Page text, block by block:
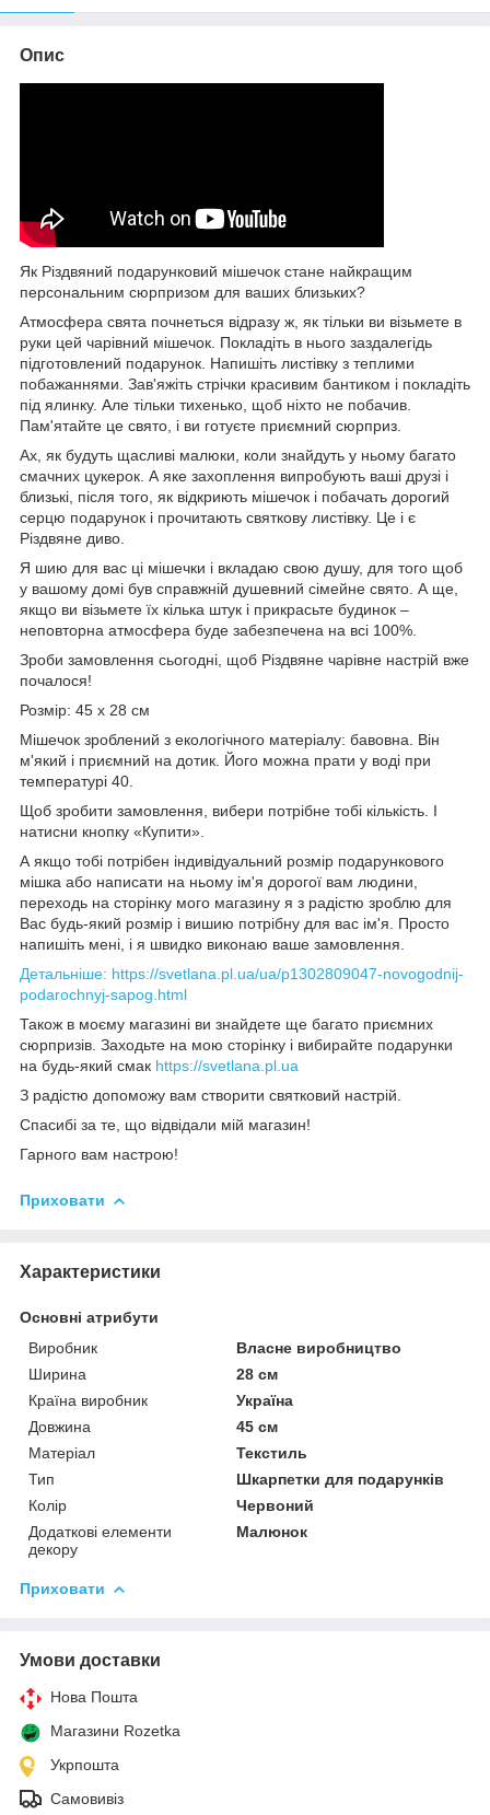
Опис
Як Різдвяний подарунковий мішечок стане найкращим
персональним сюрпризом для ваших близьких?
Атмосфера свята почнеться відразу ж, як тільки ви візьмете в
руки цей чарівний мішечок. Покладіть в нього заздалегідь
підготовлений подарунок. Напишіть листівку з теплими
побажаннями. Зав'яжіть стрічки красивим бантиком і покладіть
під ялинку. Але тільки тихенько, щоб ніхто не побачив.
Пам'ятайте це свято, і ви готуєте приємний сюрприз.
Ах, як будуть щасливі малюки, коли знайдуть у ньому багато
смачних цукерок. А яке захоплення випробують ваші друзі і
близькі, після того, як відкриють мішечок і побачать дорогий
серцю подарунок і прочитають святкову листівку. Це і є
Різдвяне диво.
Я шию для вас ці мішечки і вкладаю свою душу, для того щоб
у вашому домі був справжній душевний сімейне свято. А ще,
якщо ви візьмете їх кілька штук і прикрасьте будинок –
неповторна атмосфера буде забезпечена на всі 100%.
Зроби замовлення сьогодні, щоб Різдвяне чарівне настрій вже
почалося!
Розмір: 45 х 28 см
Мішечок зроблений з екологічного матеріалу: бавовна. Він
м'який і приємний на дотик. Його можна прати у воді при
температурі 40.
Щоб зробити замовлення, вибери потрібне тобі кількість. І
натисни кнопку «Купити».
А якщо тобі потрібен індивідуальний розмір подарункового
мішка або написати на ньому ім'я дорогої вам людини,
переходь на сторінку мого магазину я з радістю зроблю для
Вас будь-який розмір і вишию потрібну для вас ім'я. Просто
напишіть мені, і я швидко виконаю ваше замовлення.
Детальніше: https://svetlana.pl.ua/ua/p1302809047-novogodnij-
podarochnyj-sapog.html
Також в моєму магазині ви знайдете ще багато приємних
сюрпризів. Заходьте на мою сторінку і вибирайте подарунки
на будь-який смак https://svetlana.pl.ua
З радістю допоможу вам створити святковий настрій.
Спасибі за те, що відвідали мій магазин!
Гарного вам настрою!
Приховати
Характеристики
Основні атрибути
Виробник
Власне виробництво
Ширина
28 см
Країна виробник
Україна
Довжина
45 см
Матеріал
Текстиль
Тип
Шкарпетки для подарунків
Колір
Червоний
Додаткові елементи
декору
Малюнок
Приховати
Умови доставки
Нова Пошта
Магазини Rozetka
Укрпошта
Самовивіз